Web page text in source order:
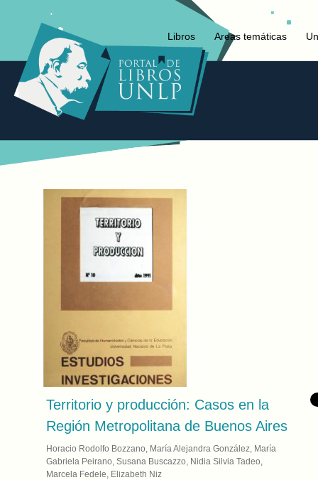
Libros Areas temáticas
Territorio y producción: Casos en la
Región Metropolitana de Buenos Aires
Horacio Rodolfo Bozzano, María Alejandra González, María
Gabriela Peirano, Susana Buscazzo, Nidia Silvia Tadeo,
Marcela Fedele, Elizabeth Niz